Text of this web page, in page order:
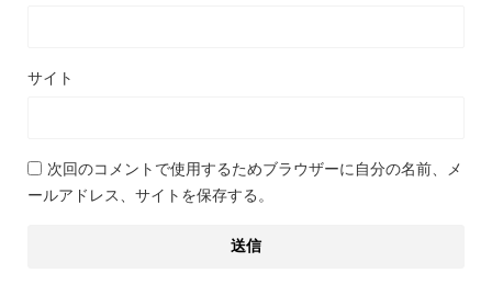
サイト
次回のコメントで使用するためブラウザーに自分の名前、メ
ールアドレス、サイトを保存する。